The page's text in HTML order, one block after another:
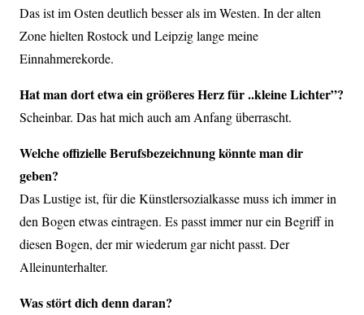
Das ist im Osten deutlich besser als im Westen. In der alten
Zone hielten Rostock und Leipzig lange meine
Einnahmerekorde.
Hat man dort etwa ein größeres Herz für ..kleine Lichter”?
Scheinbar. Das hat mich auch am Anfang überrascht.
Welche offizielle Berufsbezeichnung könnte man dir
geben?
Das Lustige ist, für die Künstlersozialkasse muss ich immer in
den Bogen etwas eintragen. Es passt immer nur ein Begriff in
diesen Bogen, der mir wiederum gar nicht passt. Der
Alleinunterhalter.
Was stört dich denn daran?